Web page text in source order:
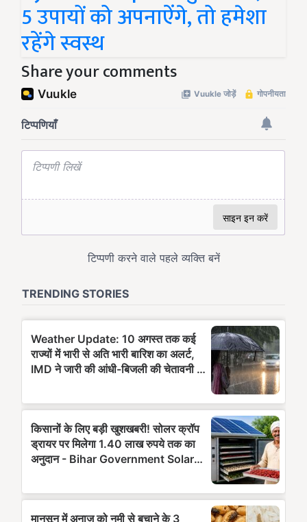
5 उपायों को अपनाऐंगे, तो हमेशा
रहेंगे स्वस्थ
Share your comments